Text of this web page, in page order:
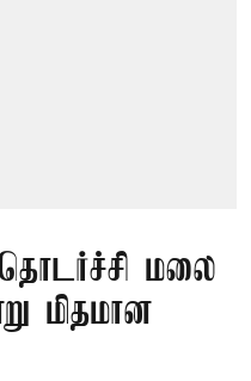
தொடர்ச்சி மலை
மிதமான